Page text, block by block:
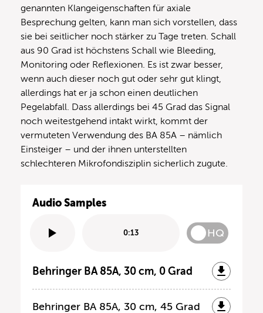
genannten Klangeigenschaften für axiale
Besprechung gelten, kann man sich vorstellen, dass
sie bei seitlicher noch stärker zu Tage treten. Schall
aus 90 Grad ist höchstens Schall wie Bleeding,
Monitoring oder Reflexionen. Es ist zwar besser,
wenn auch dieser noch gut oder sehr gut klingt,
allerdings hat er ja schon einen deutlichen
Pegelabfall. Dass allerdings bei 45 Grad das Signal
noch weitestgehend intakt wirkt, kommt der
vermuteten Verwendung des BA 85A – nämlich
Einsteiger – und der ihnen unterstellten
schlechteren Mikrofondisziplin sicherlich zugute.
Audio Samples
0:13 HQ
Behringer BA 85A, 30 cm, 0 Grad
Behringer BA 85A, 30 cm, 45 Grad